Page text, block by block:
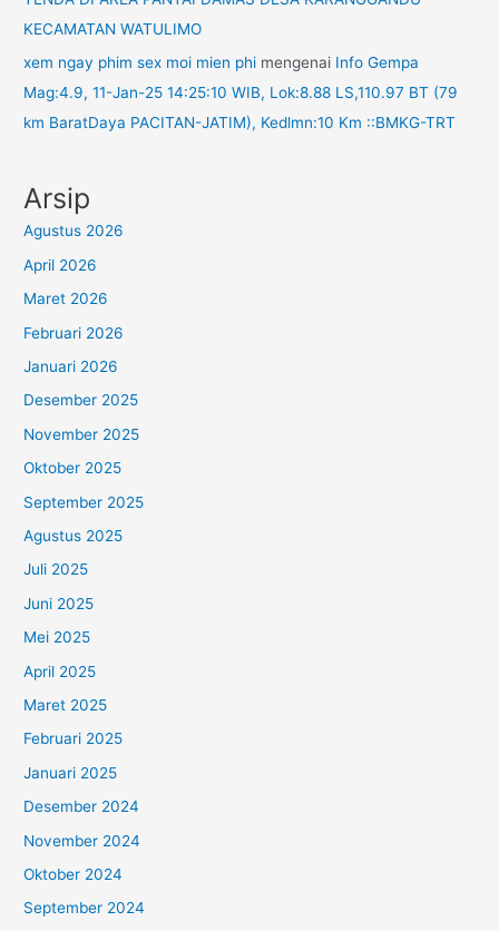
KECAMATAN WATULIMO
xem ngay phim sex moi mien phi mengenai Info Gempa
Mag:4.9, 11-Jan-25 14:25:10 WIB, Lok:8.88 LS,110.97 BT (79
km BaratDaya PACITAN-JATIM), Kedlmn:10 Km ::BMKG-TRT
Arsip
Agustus 2026
April 2026
Maret 2026
Februari 2026
Januari 2026
Desember 2025
November 2025
Oktober 2025
September 2025
Agustus 2025
Juli 2025
Juni 2025
Mei 2025
April 2025
Maret 2025
Februari 2025
Januari 2025
Desember 2024
November 2024
Oktober 2024
September 2024